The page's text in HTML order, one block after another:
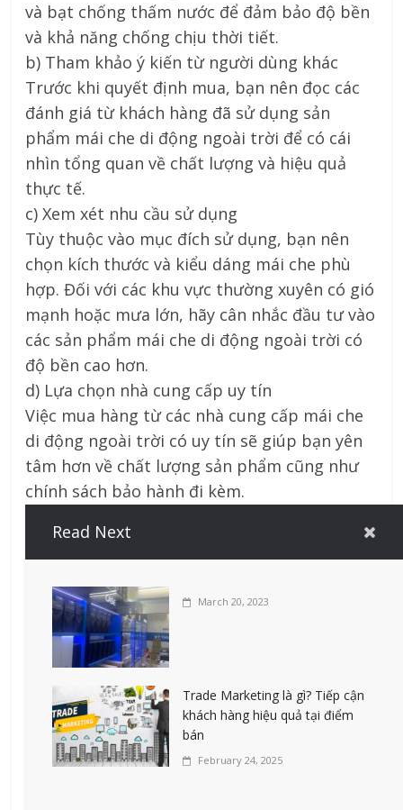
và bạt chống thấm nước để đảm bảo độ bền
và khả năng chống chịu thời tiết.
b) Tham khảo ý kiến từ người dùng khác
Trước khi quyết định mua, bạn nên đọc các
đánh giá từ khách hàng đã sử dụng sản
phẩm mái che di động ngoài trời để có cái
nhìn tổng quan về chất lượng và hiệu quả
thực tế.
c) Xem xét nhu cầu sử dụng
Tùy thuộc vào mục đích sử dụng, bạn nên
chọn kích thước và kiểu dáng mái che phù
hợp. Đối với các khu vực thường xuyên có gió
mạnh hoặc mưa lớn, hãy cân nhắc đầu tư vào
các sản phẩm mái che di động ngoài trời có
độ bền cao hơn.
d) Lựa chọn nhà cung cấp uy tín
Việc mua hàng từ các nhà cung cấp mái che
di động ngoài trời có uy tín sẽ giúp bạn yên
tâm hơn về chất lượng sản phẩm cũng như
chính sách bảo hành đi kèm.
Mái che di động ngoài trời giá rẻ là một lựa
chọn kinh tế và tiện lợi cho nhiều mục đích
hiệu quả lâu dài, người tiêu dùng cần cân
nhắc kỹ lưỡng về chất lượng sản phẩm, điều
kiện sử dụng và nhà cung cấp trước khi đưa
ra quyết định mua hàng. Nếu quý anh chị có
thắc mắc hay nhu cầu gì thì liên hệ trực tiếp
với Cty Thiên Lộc Phát qua Tel
0974 643 945(Ms Tuyền) này để được tư vấn –
Read Next
March 20, 2023
Trade Marketing là gì? Tiếp cận
khách hàng hiệu quả tại điểm
bán
February 24, 2025